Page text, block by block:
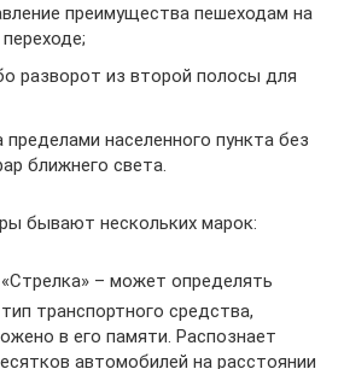
преимущества пешеходам на
разворот из второй полосы для
населенного пункта без
ближнего света.
бывают нескольких марок:
– может определять
транспортного средства,
в его памяти. Распознает
автомобилей на расстоянии